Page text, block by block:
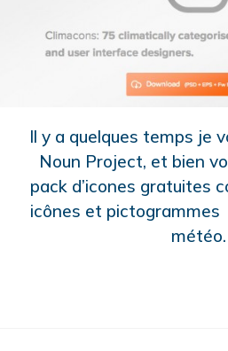
Il y a quelques temps je
Noun Project, et bien
pack d’icones gratuites
icônes et pictogrammes
météo.